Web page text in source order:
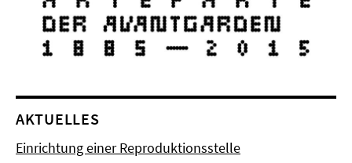
AKTUELLES
Einrichtung einer Reproduktionsstelle